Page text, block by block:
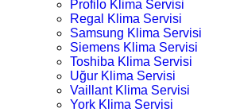
Profilo Klima Servisi
Regal Klima Servisi
Samsung Klima Servisi
Siemens Klima Servisi
Toshiba Klima Servisi
Uğur Klima Servisi
Vaillant Klima Servisi
York Klima Servisi